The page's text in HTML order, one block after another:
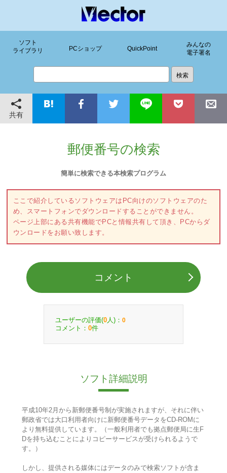
ソフト
ライブラリ
PCショップ QuickPoint
みんなの
電子署名
共有
郵便番号の検索
簡単に検索できる本検索プログラム
ここで紹介しているソフトウェアはPC向けのソフトウェアのた
め、スマートフォンでダウンロードすることができません。
ページ上部にある共有機能でPCと情報共有して頂き、PCからダ
ウンロードをお願い致します。
コメント
ユーザーの評価(0 人)： 0
コメント： 0件
ソフト詳細説明
平成10年2月から新郵便番号制が実施されますが、それに伴い
郵政省では大口利用者向けに新郵便番号データをCD-ROMに
より無料提供しています。（一般利用者でも拠点郵便局に生F
Dを持ち込むことによりコピーサービスが受けられるようで
す。）
しかし、提供される媒体にはデータのみで検索ソフトが含ま